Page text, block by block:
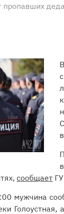
сообщает
мужчина
Голоустная,